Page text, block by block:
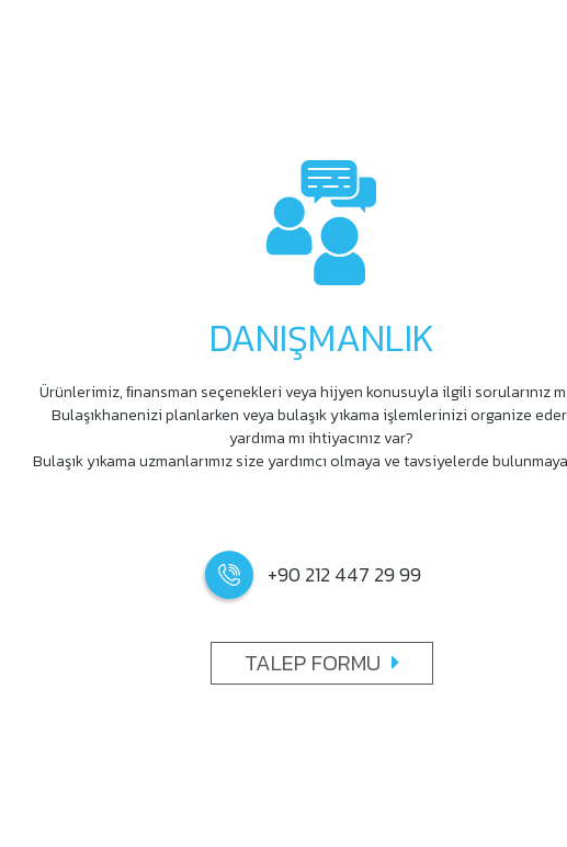
DANIŞMANLIK
Ürünlerimiz, ﬁnansman seçenekleri veya hijyen konusuyla ilgili sorularınız
Bulaşıkhanenizi planlarken veya bulaşık yıkama işlemlerinizi organize
yardıma mı ihtiyacınız var?
Bulaşık yıkama uzmanlarımız size yardımcı olmaya ve tavsiyelerde
+90 212 447 29 99
TALEP FORMU